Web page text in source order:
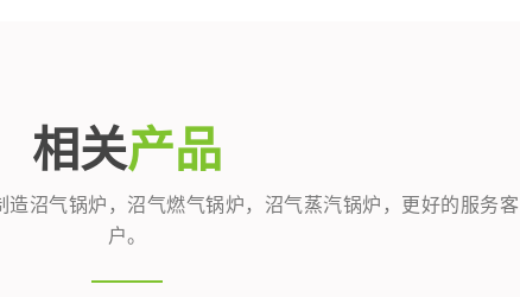
相关产品
沼气锅炉，沼气燃气锅炉，沼气蒸汽锅炉，更好的服务客
户。